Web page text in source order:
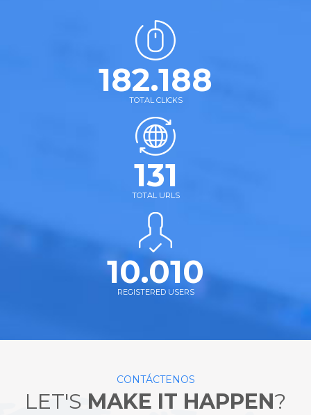
182.188
TOTAL CLICKS
131
TOTAL URLS
10.010
REGISTERED USERS
CONTÁCTENOS
LET'S MAKE IT HAPPEN?